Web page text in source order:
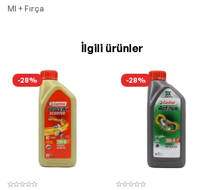
Ml + Fırça
İlgili ürünler
-28% -28%